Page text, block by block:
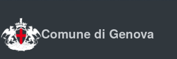
Comune di Genova